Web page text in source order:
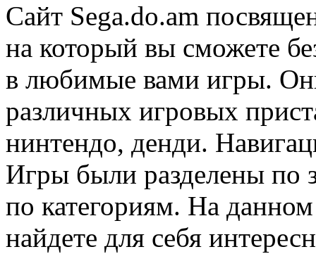
Сайт Sega.do.am
на который вы сможете
в любимые вами игры.
различных игровых
нинтендо, денди.
Игры были разделены по
по категориям. На
найдете для себя